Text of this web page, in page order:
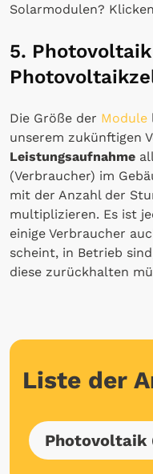
Solarmodulen?
5.
Die Größe der Module
unserem zukünftigen
Leistungsaufnahme
(Verbraucher) im
mit der Anzahl der
multiplizieren. Es ist
einige Verbraucher
scheint, in Betrieb
diese zurückhalten
Liste der
Photovoltaik